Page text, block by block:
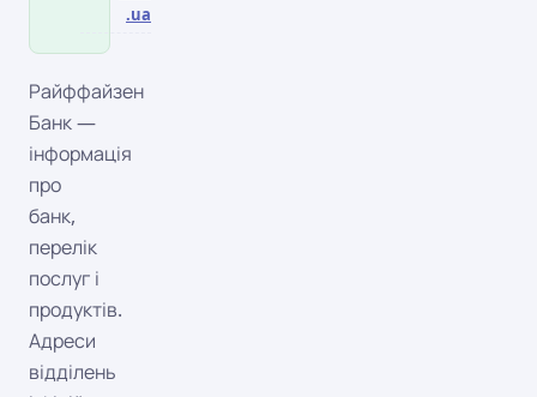
.ua
Райффайзен
Банк —
інформація
про
банк,
перелік
послуг і
продуктів.
Адреси
відділень